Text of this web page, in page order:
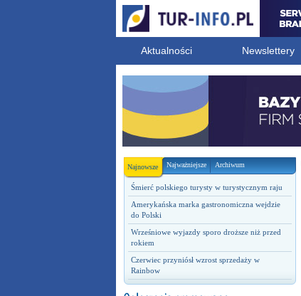
Aktualności Newslettery
Najnowsze Najważniejsze Archiwum
Śmierć polskiego turysty w turystycznym raju
Amerykańska marka gastronomiczna wejdzie
do Polski
Wrześniowe wyjazdy sporo droższe niż przed
rokiem
Czerwiec przyniósł wzrost sprzedaży w
Rainbow